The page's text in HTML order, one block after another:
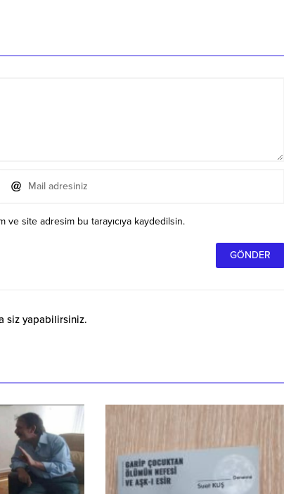
ve site adresim bu tarayıcıya kaydedilsin.
siz yapabilirsiniz.